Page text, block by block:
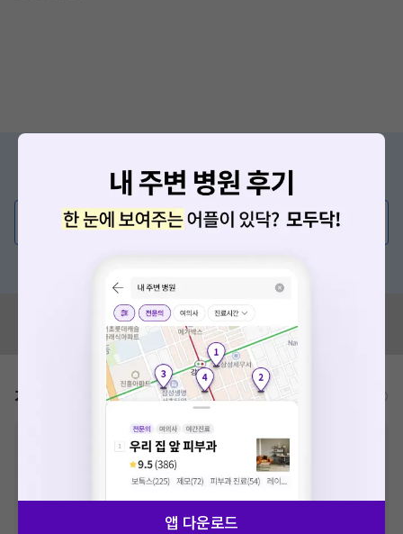
증상/치료, 궁금한 점이 있나요?
의사가 직접 답해드려요!
💬 무엇이든 물어보세요
혹시 잘못된 병원정보가 있나요?
모두닥 팀에 알려주세요!
가격표 비급여/급여 진료란?
비급여 항목의 경우,추가비용 등으로 실제 가격과 상이할 수 있으니, 정확
한 가격은 해당 의료기관에 직접 문의해주세요.
건강보험심사평가원
에 고지되어 있는 급여 진료 기준 가
격입니다. (진료와 연관된 복합적인 비용이 추가되어, 병원마다 금액이 다르게
산정될 수 있는 점 참고 바랍니다.)
VAT 포함앱 다운로드